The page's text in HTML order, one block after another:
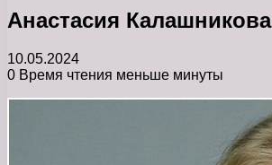
Анастасия Калашникова
10.05.2024
0 Время чтения меньше минуты